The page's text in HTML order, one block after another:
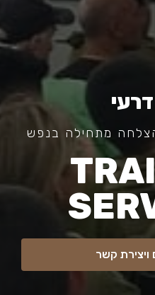
מתחילה בנפש
ויצירת קשר